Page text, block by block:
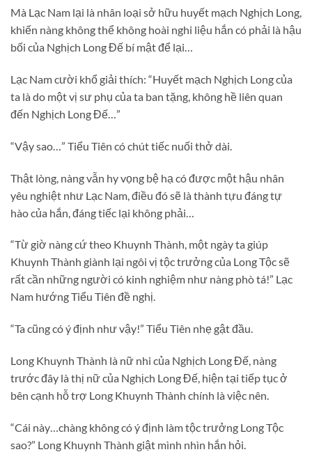
Mà Lạc Nam lại là nhân loại sở hữu huyết mạch Nghịch Long,
khiến nàng không thể không hoài nghi liệu hắn có phải là hậu
bối của Nghịch Long Đế bí mật để lại…
Lạc Nam cười khổ giải thích: “Huyết mạch Nghịch Long của
ta là do một vị sư phụ của ta ban tặng, không hề liên quan
đến Nghịch Long Đế…”
“Vậy sao…” Tiểu Tiên có chút tiếc nuối thở dài.
Thật lòng, nàng vẫn hy vọng bệ hạ có được một hậu nhân
yêu nghiệt như Lạc Nam, điều đó sẽ là thành tựu đáng tự
hào của hắn, đáng tiếc lại không phải…
“Từ giờ nàng cứ theo Khuynh Thành, một ngày ta giúp
Khuynh Thành giành lại ngôi vị tộc trưởng của Long Tộc sẽ
rất cần những người có kinh nghiệm như nàng phò tá!” Lạc
Nam hướng Tiểu Tiên đề nghị.
“Ta cũng có ý định như vậy!” Tiểu Tiên nhẹ gật đầu.
Long Khuynh Thành là nữ nhi của Nghịch Long Đế, nàng
trước đây là thị nữ của Nghịch Long Đế, hiện tại tiếp tục ở
bên cạnh hỗ trợ Long Khuynh Thành chính là việc nên.
“Cái này…chàng không có ý định làm tộc trưởng Long Tộc
sao?” Long Khuynh Thành giật mình nhìn hắn hỏi.